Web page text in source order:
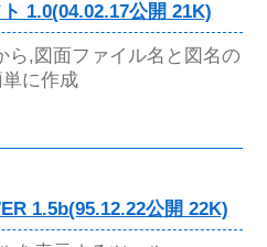
1.0(04.02.17公開 21K)
ら,図面ファイル名と図名の
に作成
1.5b(95.12.22公開 22K)